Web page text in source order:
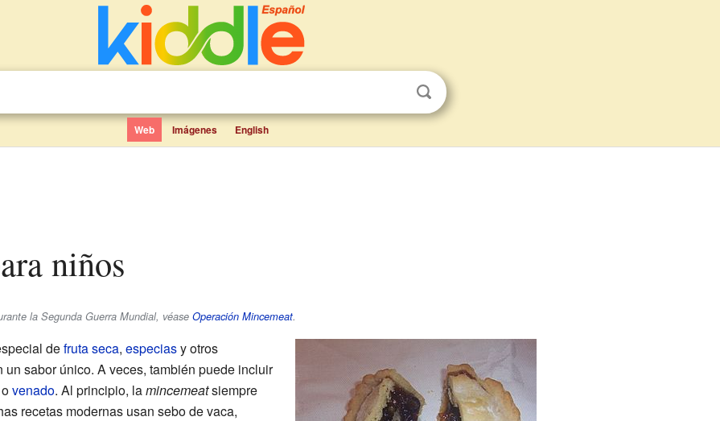
Web Imágenes English
niños
la Segunda Guerra Mundial, véase Operación Mincemeat.
defruta seca, especiasy otros
sabor único. A veces, también puede incluir
venado. Al principio, lamincemeatsiempre
recetas modernas usan sebo de vaca,